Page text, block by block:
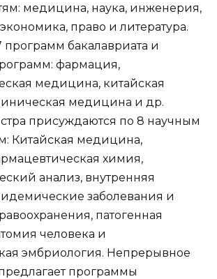
медицина, наука, инженерия,
право и литература.
программ бакалавриата и
фармация,
медицина, китайская
медицина и др.
присуждаются по 8 научным
Китайская медицина,
химия,
анализ, внутренняя
заболевания и
патогенная
человека и
эмбриология. Непрерывное
программы